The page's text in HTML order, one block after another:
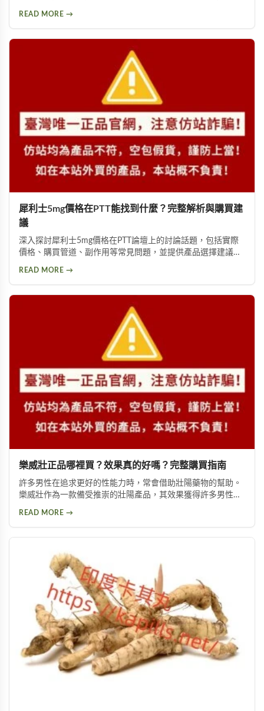
READ MORE →
犀利士5mg價格在PTT能找到什麼？完整解析與購買建
議
深入探討犀利士5mg價格在PTT論壇上的討論話題，包括實際
價格、購買管道、副作用等常見問題，並提供產品選擇建議，
READ MORE →
樂威壯正品哪裡買？效果真的好嗎？完整購買指南
許多男性在追求更好的性能力時，常會借助壯陽藥物的幫助。
樂威壯作為一款備受推崇的壯陽產品，其效果獲得許多男性朋
READ MORE →